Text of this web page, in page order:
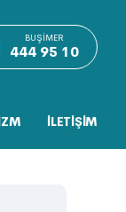
BUŞIMER
444 95 10
İLETİŞİM